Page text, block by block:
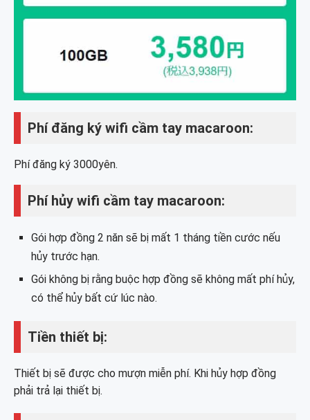
Phí đăng ký wifi cầm tay macaroon:
Phí đăng ký 3000yên.
Phí hủy wifi cầm tay macaroon:
Gói hợp đồng 2 năn sẽ bị mất 1 tháng tiền cước nếu
hủy trước hạn.
Gói không bị rằng buộc hợp đồng sẽ không mất phí hủy,
có thể hủy bất cứ lúc nào.
Tiền thiết bị:
Thiết bị sẽ được cho mượn miễn phí. Khi hủy hợp đồng
phải trả lại thiết bị.